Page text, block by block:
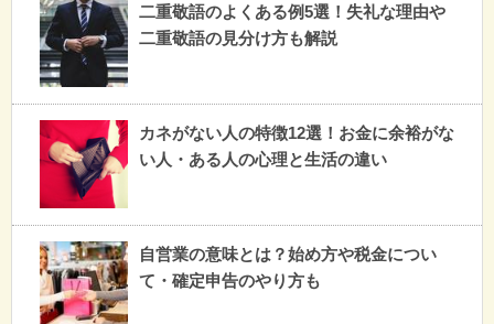
二重敬語のよくある例5選！失礼な理由や
二重敬語の見分け方も解説
カネがない人の特徴12選！お金に余裕がな
い人・ある人の心理と生活の違い
自営業の意味とは？始め方や税金につい
て・確定申告のやり方も